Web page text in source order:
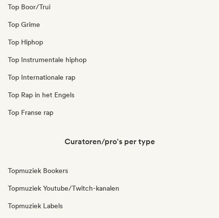
Top Boor/Trui
Top Grime
Top Hiphop
Top Instrumentale hiphop
Top Internationale rap
Top Rap in het Engels
Top Franse rap
Curatoren/pro's per type
Topmuziek Bookers
Topmuziek Youtube/Twitch-kanalen
Topmuziek Labels